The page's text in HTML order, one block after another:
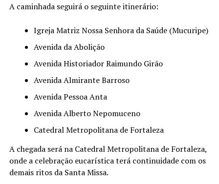
A caminhada seguirá o seguinte itinerário:
Igreja Matriz Nossa Senhora da Saúde (Mucuripe)
Avenida da Abolição
Avenida Historiador Raimundo Girão
Avenida Almirante Barroso
Avenida Pessoa Anta
Avenida Alberto Nepomuceno
Catedral Metropolitana de Fortaleza
A chegada será na Catedral Metropolitana de Fortaleza,
onde a celebração eucarística terá continuidade com os
demais ritos da Santa Missa.